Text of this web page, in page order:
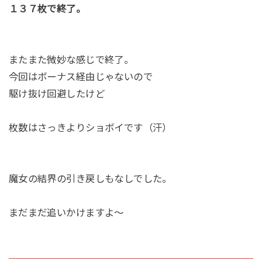
１３７枚で終了。
またまた微妙な感じで終了。
今回はボーナス経由じゃないので
駆け抜け回避したけど
枚数はさっきよりショボイです（汗）
魔女の結界の引き戻しもなしでした。
まだまだ追いかけますよ～